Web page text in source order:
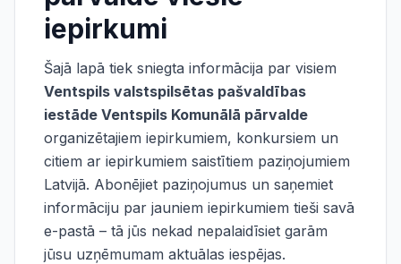
iepirkumi
Šajā lapā tiek sniegta informācija par visiem
Ventspils valstspilsētas pašvaldības
iestāde Ventspils Komunālā pārvalde
organizētajiem iepirkumiem, konkursiem un
citiem ar iepirkumiem saistītiem paziņojumiem
Latvijā. Abonējiet paziņojumus un saņemiet
informāciju par jauniem iepirkumiem tieši savā
e-pastā – tā jūs nekad nepalaidīsiet garām
jūsu uzņēmumam aktuālas iespējas.